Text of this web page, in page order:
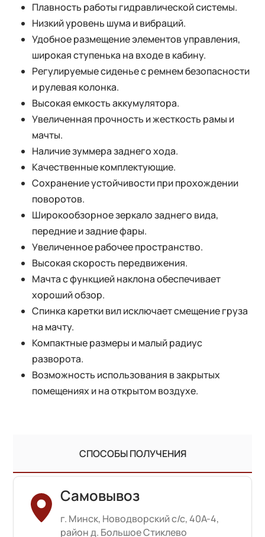
Плавность работы гидравлической системы.
Низкий уровень шума и вибраций.
Удобное размещение элементов управления,
широкая ступенька на входе в кабину.
Регулируемые сиденье с ремнем безопасности
и рулевая колонка.
Высокая емкость аккумулятора.
Увеличенная прочность и жесткость рамы и
мачты.
Наличие зуммера заднего хода.
Качественные комплектующие.
Сохранение устойчивости при прохождении
поворотов.
Широкообзорное зеркало заднего вида,
передние и задние фары.
Увеличенное рабочее пространство.
Высокая скорость передвижения.
Мачта с функцией наклона обеспечивает
хороший обзор.
Спинка каретки вил исключает смещение груза
на мачту.
Компактные размеры и малый радиус
разворота.
Возможность использования в закрытых
помещениях и на открытом воздухе.
СПОСОБЫ ПОЛУЧЕНИЯ
Самовывоз
г. Минск, Новодворский с/с, 40А-4,
район д. Большое Стиклево